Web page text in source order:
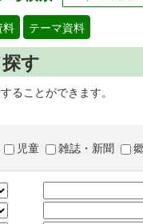
料 テーマ資料
す
ることができます。
児童 雑誌・新聞